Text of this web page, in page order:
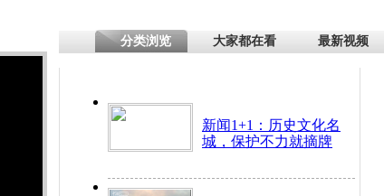
分类浏览 大家都在看 最新视频
新闻1+1：历史文化名
城，保护不力就摘牌